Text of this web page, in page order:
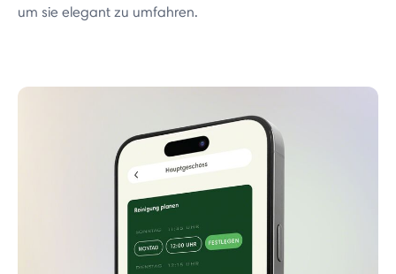
um sie elegant zu umfahren.